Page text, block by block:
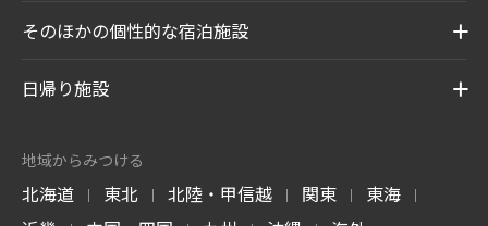
そのほかの個性的な宿泊施設
日帰り施設
地域からみつける
北海道 | 東北 | 北陸・甲信越 | 関東 | 東海 |